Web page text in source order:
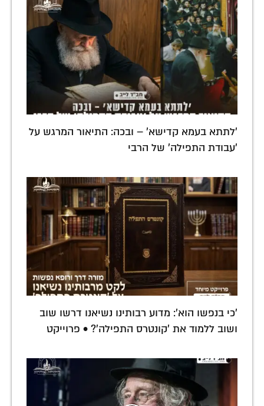
'לתתא בעמא קדישא' – ובכה: התיאור המרגש על
'עבודת התפילה' של הרבי
'כי בנפשו הוא': מדוע רבותינו נשיאנו דרשו שוב
ושוב ללמוד את 'קונטרס התפילה'? • פרוייקט